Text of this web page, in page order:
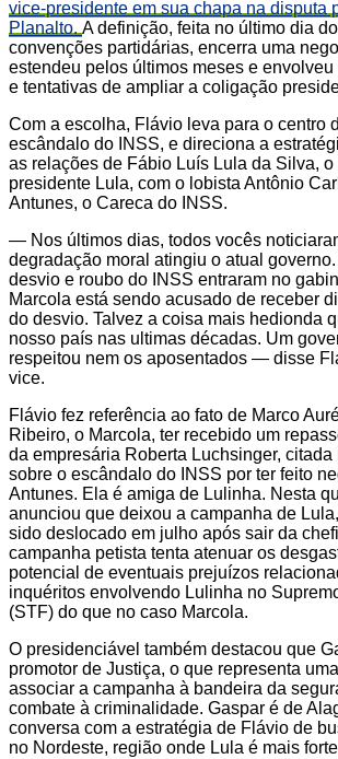
vice-presidente em sua chapa na disputa
Planalto.A definição, feita no último dia
convenções partidárias, encerra uma
estendeu pelos últimos meses e
e tentativas de ampliar a coligação
Com a escolha, Flávio leva para o centro
escândalo do INSS, e direciona a
as relações de Fábio Luís Lula da Silva,
presidente Lula, com o lobista Antônio
Antunes, o Careca do INSS.
— Nos últimos dias, todos vocês
degradação moral atingiu o atual
desvio e roubo do INSS entraram no
Marcola está sendo acusado de receber
do desvio. Talvez a coisa mais hedionda
nosso país nas ultimas décadas. Um
respeitou nem os aposentados — disse
vice.
Flávio fez referência ao fato de Marco
Ribeiro, o Marcola, ter recebido um
da empresária Roberta Luchsinger,
sobre o escândalo do INSS por ter feito
Antunes. Ela é amiga de Lulinha. Nesta
anunciou que deixou a campanha de
sido deslocado em julho após sair da
campanha petista tenta atenuar os
potencial de eventuais prejuízos
inquéritos envolvendo Lulinha no
(STF) do que no caso Marcola.
O presidenciável também destacou que
promotor de Justiça, o que representa
associar a campanha à bandeira da
combate à criminalidade. Gaspar é de
conversa com a estratégia de Flávio de
no Nordeste, região onde Lula é mais